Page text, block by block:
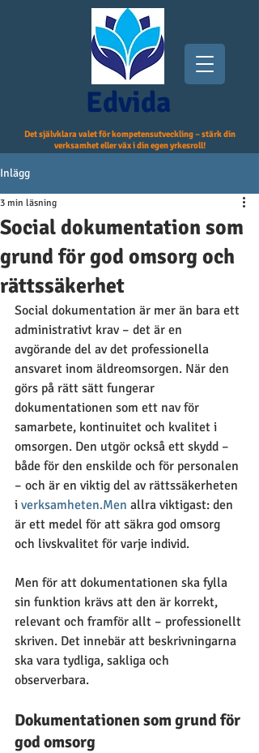
Edvida
Det självklara valet för kompetensutveckling – stärk din
verksamhet eller väx i din egen yrkesroll!
Inlägg
Social dokumentation som
grund för god omsorg och
rättssäkerhet
3 min läsning
Social dokumentation är mer än bara ett
administrativt krav – det är en
avgörande del av det professionella
ansvaret inom äldreomsorgen. När den
görs på rätt sätt fungerar
dokumentationen som ett nav för
samarbete, kontinuitet och kvalitet i
omsorgen. Den utgör också ett skydd –
både för den enskilde och för personalen
– och är en viktig del av rättssäkerheten
i verksamheten.Men allra viktigast: den
är ett medel för att säkra god omsorg
och livskvalitet för varje individ.
Men för att dokumentationen ska fylla
sin funktion krävs att den är korrekt,
relevant och framför allt – professionellt
skriven. Det innebär att beskrivningarna
ska vara tydliga, sakliga och
observerbara.
Dokumentationen som grund för
god omsorg